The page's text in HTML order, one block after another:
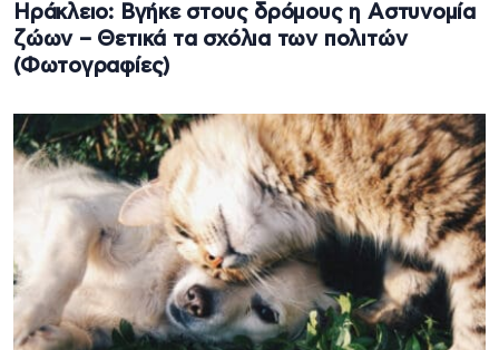
Ηράκλειο: Βγήκε στους δρόμους η Αστυνομία
ζώων – Θετικά τα σχόλια των πολιτών
(Φωτογραφίες)